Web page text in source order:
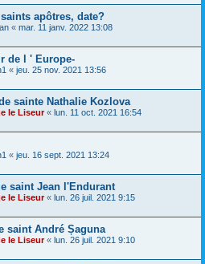
apôtres, date?
« mar. 11 janv. 2022 13:08
de l ' Europe-
« jeu. 25 nov. 2021 13:56
sainte Nathalie Kozlova
le Liseur« lun. 11 oct. 2021 16:54
« jeu. 16 sept. 2021 13:24
saint Jean l'Endurant
le Liseur« lun. 26 juil. 2021 9:15
saint André Șaguna
le Liseur« lun. 26 juil. 2021 9:10